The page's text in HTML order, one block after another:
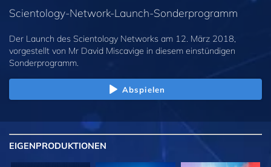
Scientology-Network-Launch-Sonderprogramm
Der Launch des Scientology Networks am 12. März 2018,
vorgestellt von Mr David Miscavige in diesem einstündigen
Sonderprogramm.
Abspielen
EIGENPRODUKTIONEN